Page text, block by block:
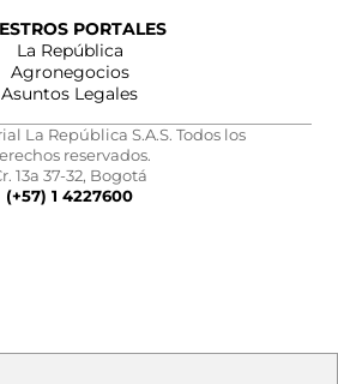
PORTALES
La República
Agronegocios
Asuntos Legales
La República S.A.S. Todos los
reservados.
13a 37-32, Bogotá
(+57) 1 4227600